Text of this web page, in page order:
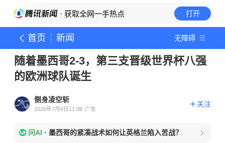
· 获取全网一手热点 打开
首页 新闻 无障碍
随着墨西哥2-3，第三支晋级世界杯八强
的欧洲球队诞生
侧身凌空斩
2026年7月6日11:08 广东
关注
问AI · 墨西哥的紧凑战术如何让英格兰陷入苦战？